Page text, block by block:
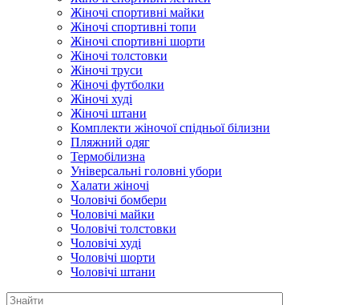
Жіночі спортивні майки
Жіночі спортивні топи
Жіночі спортивні шорти
Жіночі толстовки
Жіночі труси
Жіночі футболки
Жіночі худі
Жіночі штани
Комплекти жіночої спідньої білизни
Пляжний одяг
Термобілизна
Універсальні головні убори
Халати жіночі
Чоловічі бомбери
Чоловічі майки
Чоловічі толстовки
Чоловічі худі
Чоловічі шорти
Чоловічі штани